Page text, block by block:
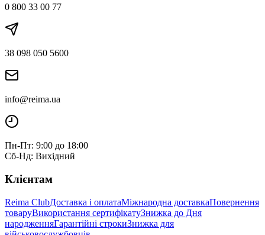
0 800 33 00 77
38 098 050 5600
info@reima.ua
Пн-Пт: 9:00 до 18:00
Сб-Нд: Вихідний
Клієнтам
Reima ClubДоставка і оплатаМіжнародна доставкаПовернення
товаруВикористання сертифікатуЗнижка до Дня
народженняГарантійні строкиЗнижка для